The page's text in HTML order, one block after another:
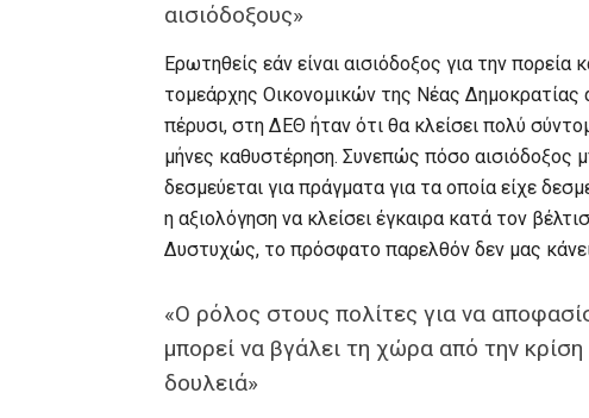
αισιόδοξους»
Ερωτηθείς εάν είναι αισιόδοξος για την πορεία
τομεάρχης Οικονομικών της Νέας
πέρυσι, στη ΔΕΘ ήταν ότι θα κλείσει πολύ
μήνες καθυστέρηση. Συνεπώς πόσο αισιόδοξος
δεσμεύεται για πράγματα για τα οποία είχε
η αξιολόγηση να κλείσει έγκαιρα κατά τον
Δυστυχώς, το πρόσφατο παρελθόν δεν μας κάνει
«Ο ρόλος στους πολίτες για να
μπορεί να βγάλει τη χώρα από την
δουλειά»